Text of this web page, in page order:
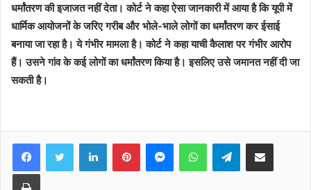
धर्मांतरण की इजाजत नहीं देता। कोर्ट ने कहा ऐसा जानकारी में आया है कि यूपी में
धार्मिक आयोजनों के जरिए गरीब और भोले-भाले लोगों का धर्मांतरण कर ईसाई
बनाया जा रहा है। ये गंभीर मामला है। कोर्ट ने कहा याची कैलाश पर गंभीर आरोप
हैं। उसने गांव के कई लोगों का धर्मांतरण किया है। इसलिए उसे जमानत नहीं दी जा
सकती है।
FacebookTwitter LinkedInPinterestMessengerWhatsAppTelegramShare via Email
Print